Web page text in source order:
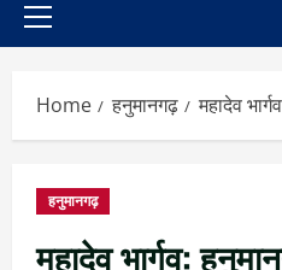
Primary
Home हनुमानगढ़ महादेव
हनुमानगढ़
महादेव भार्गव: